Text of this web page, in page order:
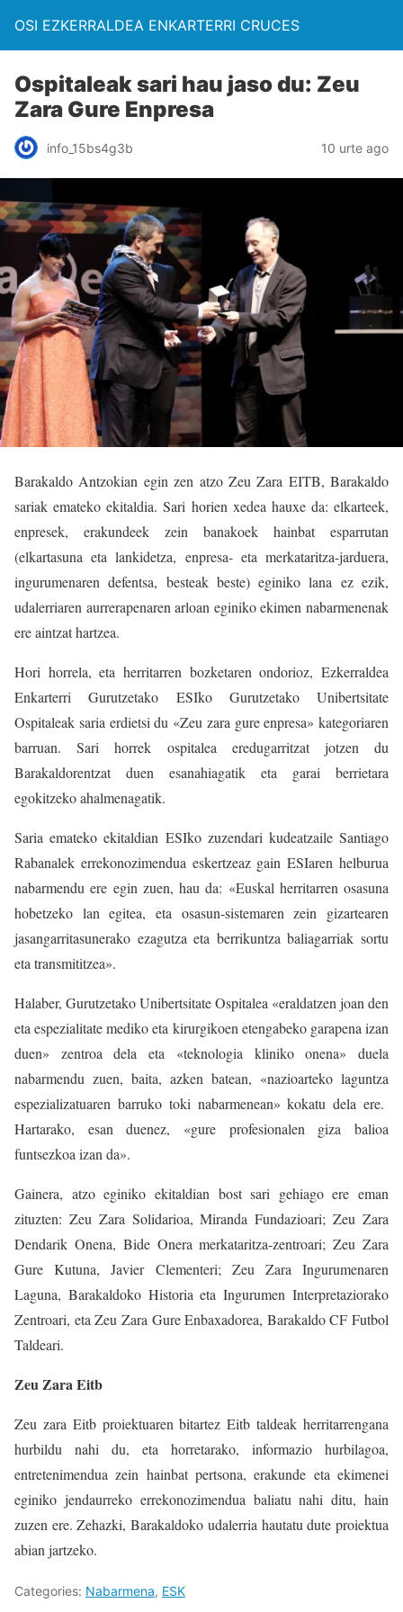
OSI EZKERRALDEA ENKARTERRI CRUCES
Ospitaleak sari hau jaso du: Zeu
Zara Gure Enpresa
info_15bs4g3b 10 urte ago
Barakaldo Antzokian egin zen atzo Zeu Zara EITB, Barakaldo
sariak emateko ekitaldia. Sari horien xedea hauxe da: elkarteek,
enpresek, erakundeek zein banakoek hainbat esparrutan
(elkartasuna eta lankidetza, enpresa- eta merkataritza-jarduera,
ingurumenaren defentsa, besteak beste) eginiko lana ez ezik,
udalerriaren aurrerapenaren arloan eginiko ekimen nabarmenenak
ere aintzat hartzea.
Hori horrela, eta herritarren bozketaren ondorioz, Ezkerraldea
Enkarterri Gurutzetako ESIko Gurutzetako Unibertsitate
Ospitaleak saria erdietsi du «Zeu zara gure enpresa» kategoriaren
barruan. Sari horrek ospitalea eredugarritzat jotzen du
Barakaldorentzat duen esanahiagatik eta garai berrietara
egokitzeko ahalmenagatik.
Saria emateko ekitaldian ESIko zuzendari kudeatzaile Santiago
Rabanalek errekonozimendua eskertzeaz gain ESIaren helburua
nabarmendu ere egin zuen, hau da: «Euskal herritarren osasuna
hobetzeko lan egitea, eta osasun-sistemaren zein gizartearen
jasangarritasunerako ezagutza eta berrikuntza baliagarriak sortu
eta transmititzea».
Halaber, Gurutzetako Unibertsitate Ospitalea «eraldatzen joan den
eta espezialitate mediko eta kirurgikoen etengabeko garapena izan
duen» zentroa dela eta «teknologia kliniko onena» duela
nabarmendu zuen, baita, azken batean, «nazioarteko laguntza
espezializatuaren barruko toki nabarmenean» kokatu dela ere.
Hartarako, esan duenez, «gure profesionalen giza balioa
funtsezkoa izan da».
Gainera, atzo eginiko ekitaldian bost sari gehiago ere eman
zituzten: Zeu Zara Solidarioa, Miranda Fundazioari; Zeu Zara
Dendarik Onena, Bide Onera merkataritza-zentroari; Zeu Zara
Gure Kutuna, Javier Clementeri; Zeu Zara Ingurumenaren
Laguna, Barakaldoko Historia eta Ingurumen Interpretaziorako
Zentroari, eta Zeu Zara Gure Enbaxadorea, Barakaldo CF Futbol
Taldeari.
Zeu Zara Eitb
Zeu zara Eitb proiektuaren bitartez Eitb taldeak herritarrengana
hurbildu nahi du, eta horretarako, informazio hurbilagoa,
entretenimendua zein hainbat pertsona, erakunde eta ekimenei
eginiko jendaurreko errekonozimendua baliatu nahi ditu, hain
zuzen ere. Zehazki, Barakaldoko udalerria hautatu dute proiektua
abian jartzeko.
Categories: Nabarmena, ESK